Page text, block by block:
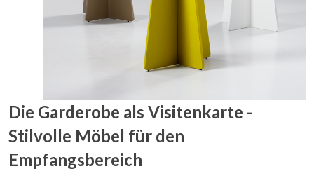
Die Garderobe als Visitenkarte -
Stilvolle Möbel für den
Empfangsbereich